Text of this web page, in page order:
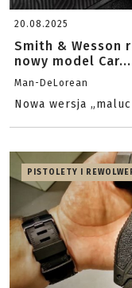
20.08.2025
Smith & Wesson
nowy model Car...
Man-DeLorean
Nowa wersja
PISTOLETY I